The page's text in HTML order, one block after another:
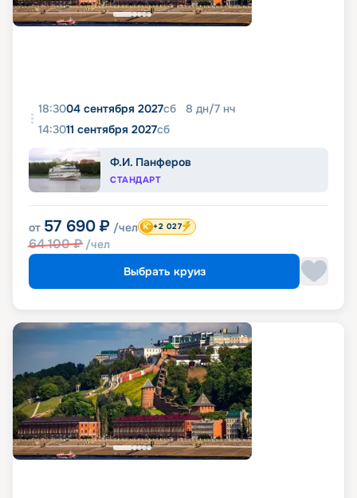
18:3004 сентября 2027сб 8 дн/7 нч
14:3011 сентября 2027сб
Ф.И. Панферов
СТАНДАРТ
от 57 690 ₽ /чел
64 100₽ /чел
+2 027
Выбрать круиз